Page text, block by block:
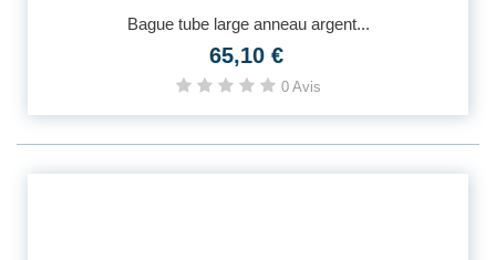
Bague tube large anneau argent...
65,10 €
0 Avis